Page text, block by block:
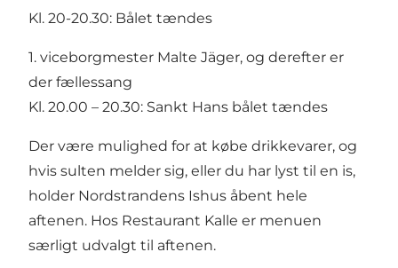
Kl. 20-20.30: Bålet tændes
1. viceborgmester Malte Jäger, og derefter er
der fællessang
Kl. 20.00 – 20.30: Sankt Hans bålet tændes
Der være mulighed for at købe drikkevarer, og
hvis sulten melder sig, eller du har lyst til en is,
holder Nordstrandens Ishus åbent hele
aftenen. Hos Restaurant Kalle er menuen
særligt udvalgt til aftenen.